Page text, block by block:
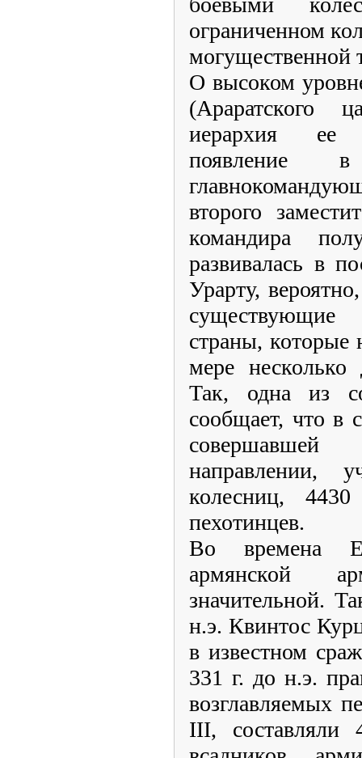
ограниченном
могущественной
О высоком
(Араратского
иерархия ее
появление
второго
командира
развивалась в
Урарту,
страны, которые
мере несколько
Так, одна из
сообщает, что в
направлении,
колесниц,
пехотинцев.
Во времена
армянской
значительной.
н.э. Квинтос
в известном
331 г. до н.э.
возглавляемых
III,